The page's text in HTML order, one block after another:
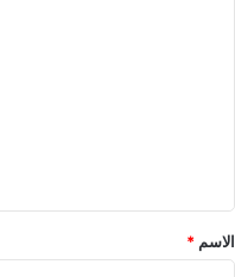
*
الاسم *